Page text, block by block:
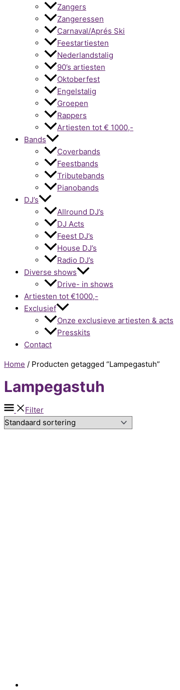
Zangers
Zangeressen
Carnaval/Aprés Ski
Feestartiesten
Nederlandstalig
90’s artiesten
Oktoberfest
Engelstalig
Groepen
Rappers
Artiesten tot € 1000,-
Bands
Coverbands
Feestbands
Tributebands
Pianobands
DJ’s
Allround DJ’s
DJ Acts
Feest DJ’s
House DJ’s
Radio DJ’s
Diverse shows
Drive- in shows
Artiesten tot €1000,-
Exclusief
Onze exclusieve artiesten & acts
Presskits
Contact
Home / Producten getagged “Lampegastuh”
Lampegastuh
Filter